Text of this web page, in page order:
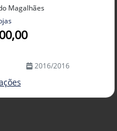
Magalhães
2016/2016